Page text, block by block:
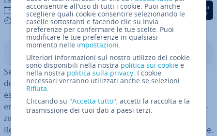
12 dic 2019
4 mins
Condividi via Facebook
Condividi via Twitter
Condividi via
Indice
Se­ve­ra­men­te vietato: chiunque visiti un sito web non
deve as­so­lu­ta­men­te caricare ulteriori dati da server
esterni! Ma ci possono essere delle eccezioni. Se
entrambi i gestori di siti web con­cor­da­no sulla coo­pe­ra­
zio­ne nulla impedisce un accordo. Il Cross-Origin
Resource Sharing (CORS) re­go­la­men­ta tale coo­pe­ra­zio­ne.
acconsentire all'uso di tutti i cookie. Puoi anche
scegliere quali cookie consentire selezionando le
caselle sottostanti e facendo clic su Invia
preferenze per confermare le tue scelte. Puoi
modificare le tue preferenze in qualsiasi
momento nelle impostazioni.
Ulteriori informazioni sul nostro utilizzo dei cookie
sono disponibili nella nostra politica sui cookie e
nella nostra politica sulla privacy. I cookie
necessari verranno utilizzati anche se selezioni
Rifiuta.
Cliccando su "Accetta tutto", accetti la raccolta e la
trasmissione dei tuoi dati a paesi terzi.